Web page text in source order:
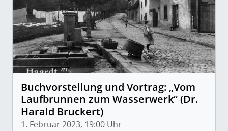
Buchvorstellung und Vortrag: „Vom
Laufbrunnen zum Wasserwerk“ (Dr.
Harald Bruckert)
1. Februar 2023, 19:00 Uhr